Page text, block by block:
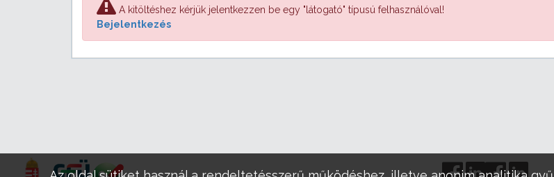
A kitöltéshez kérjük jelentkezzen be egy "látogató" típusú felhasználóval!
Bejelentkezés